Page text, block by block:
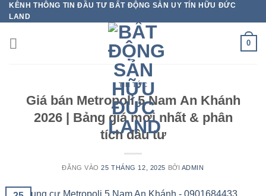
Bỏ
qua
nội
dung
KÊNH THÔNG TIN ĐẦU TƯ BẤT ĐỘNG SẢN UY TÍN HỮU ĐỨC
LAND
0
TIN TỨC
Giá bán Metropoli 5 Nam An Khánh
2026 | Bảng giá mới nhất & phân
tích đầu tư
ĐĂNG VÀO25 THÁNG 12, 2025 BỞI ADMIN